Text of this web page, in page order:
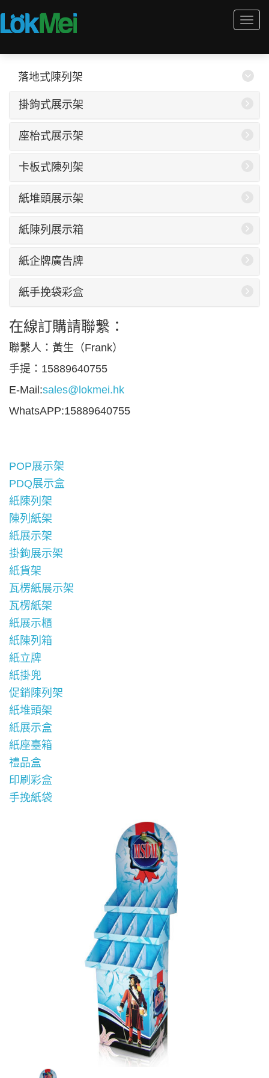
落地式陳列架
掛鉤式展示架
座枱式展示架
卡板式陳列架
紙堆頭展示架
紙陳列展示箱
紙企牌廣告牌
紙手挽袋彩盒
在線訂購請聯繫：
聯繫人：黃生（Frank）
手提：15889640755
E-Mail:sales@lokmei.hk
WhatsAPP:15889640755
POP展示架
PDQ展示盒
紙陳列架
陳列紙架
紙展示架
掛鉤展示架
紙貨架
瓦楞紙展示架
瓦楞紙架
紙展示櫃
紙陳列箱
紙立牌
紙掛兜
促銷陳列架
紙堆頭架
紙展示盒
紙座臺箱
禮品盒
印刷彩盒
手挽紙袋